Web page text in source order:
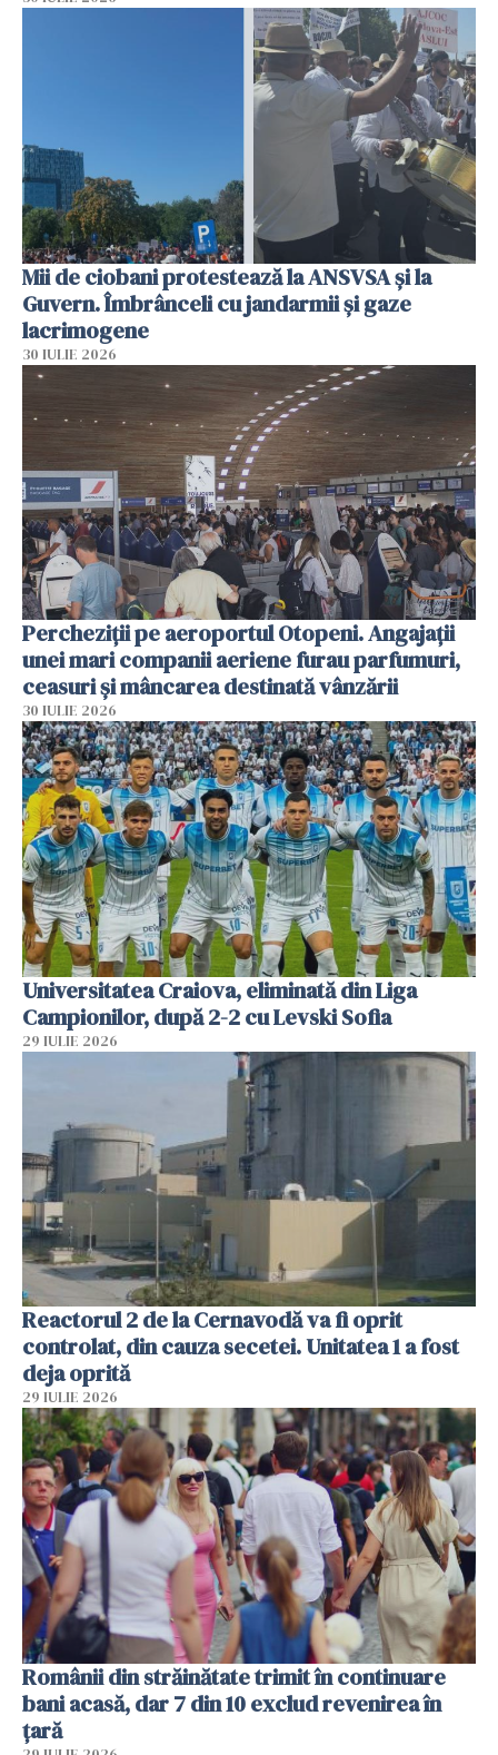
Mii de ciobani protestează la ANSVSA și la
Guvern. Îmbrânceli cu jandarmii și gaze
lacrimogene
30 IULIE 2026
Percheziții pe aeroportul Otopeni. Angajații
unei mari companii aeriene furau parfumuri,
ceasuri și mâncarea destinată vânzării
30 IULIE 2026
Universitatea Craiova, eliminată din Liga
Campionilor, după 2-2 cu Levski Sofia
29 IULIE 2026
Reactorul 2 de la Cernavodă va fi oprit
controlat, din cauza secetei. Unitatea 1 a fost
deja oprită
29 IULIE 2026
Românii din străinătate trimit în continuare
bani acasă, dar 7 din 10 exclud revenirea în
țară